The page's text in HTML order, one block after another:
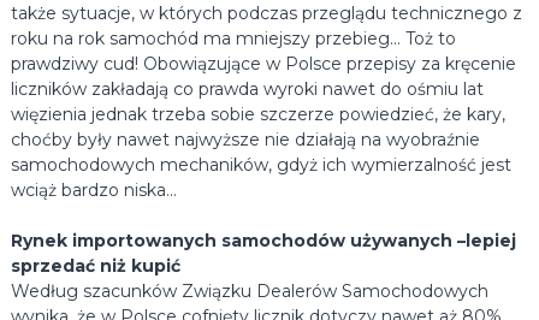
także sytuacje, w których podczas przeglądu technicznego z
roku na rok samochód ma mniejszy przebieg… Toż to
prawdziwy cud! Obowiązujące w Polsce przepisy za kręcenie
liczników zakładają co prawda wyroki nawet do ośmiu lat
więzienia jednak trzeba sobie szczerze powiedzieć, że kary,
choćby były nawet najwyższe nie działają na wyobraźnie
samochodowych mechaników, gdyż ich wymierzalność jest
wciąż bardzo niska…
Rynek importowanych samochodów używanych –lepiej
sprzedać niż kupić
Według szacunków Związku Dealerów Samochodowych